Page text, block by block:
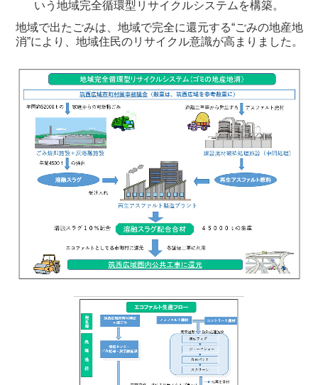
いう地域完全循環型リサイクルシステムを構築。
地域で出たごみは、地域で完全に還元する“ごみの地産地
消”により、地域住民のリサイクル意識が高まりました。